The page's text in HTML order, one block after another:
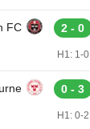
FC 2 - 0
H1: 1-0
0 - 3
H1: 0-2